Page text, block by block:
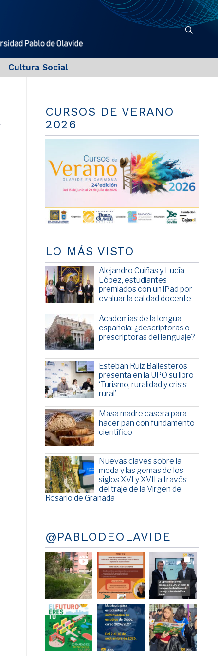
Cultura Social
CURSOS DE VERANO
2026
LO MÁS VISTO
Alejandro Cuiñas y Lucía
López, estudiantes
premiados con un iPad por
evaluar la calidad docente
Academias de la lengua
española: ¿descriptoras o
prescriptoras del lenguaje?
Esteban Ruiz Ballesteros
presenta en la UPO su libro
‘Turismo, ruralidad y crisis
rural’
Masa madre casera para
hacer pan con fundamento
científico
Nuevas claves sobre la
moda y las gemas de los
siglos XVI y XVII a través
del traje de la Virgen del
Rosario de Granada
@PABLODEOLAVIDE